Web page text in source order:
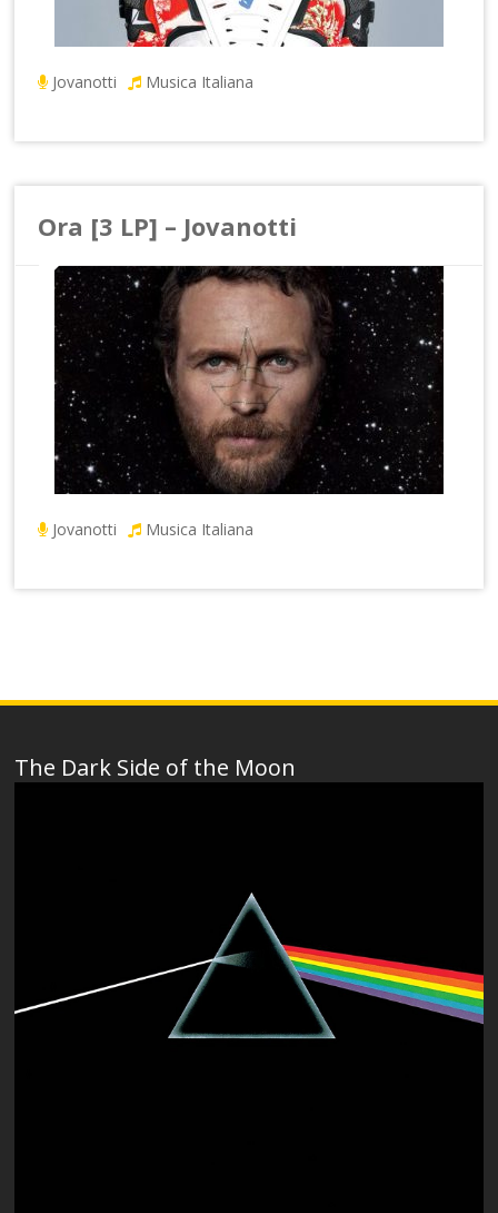
Jovanotti Musica Italiana
Ora [3 LP] – Jovanotti
Jovanotti Musica Italiana
The Dark Side of the Moon